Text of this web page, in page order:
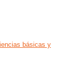
básicas y